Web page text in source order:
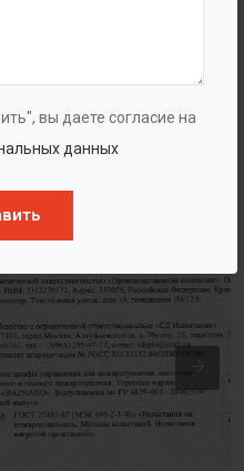
вы даете согласие на
данных